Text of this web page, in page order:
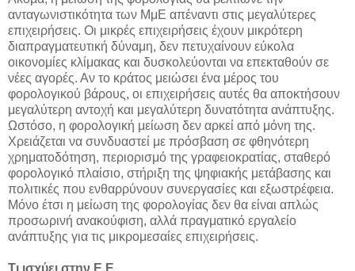
ανταγωνιστικότητα των ΜμΕ απέναντι στις μεγαλύτερες
επιχειρήσεις. Οι μικρές επιχειρήσεις έχουν μικρότερη
διαπραγματευτική δύναμη, δεν πετυχαίνουν εύκολα
οικονομίες κλίμακας και δυσκολεύονται να επεκταθούν σε
νέες αγορές. Αν το κράτος μειώσει ένα μέρος του
φορολογικού βάρους, οι επιχειρήσεις αυτές θα αποκτήσουν
μεγαλύτερη αντοχή και μεγαλύτερη δυνατότητα ανάπτυξης.
Ωστόσο, η φορολογική μείωση δεν αρκεί από μόνη της.
Χρειάζεται να συνδυαστεί με πρόσβαση σε φθηνότερη
χρηματοδότηση, περιορισμό της γραφειοκρατίας, σταθερό
φορολογικό πλαίσιο, στήριξη της ψηφιακής μετάβασης και
πολιτικές που ενθαρρύνουν συνεργασίες και εξωστρέφεια.
Μόνο έτσι η μείωση της φορολογίας δεν θα είναι απλώς
προσωρινή ανακούφιση, αλλά πραγματικό εργαλείο
ανάπτυξης για τις μικρομεσαίες επιχειρήσεις.
Τι ισχύει στην Ε.Ε.